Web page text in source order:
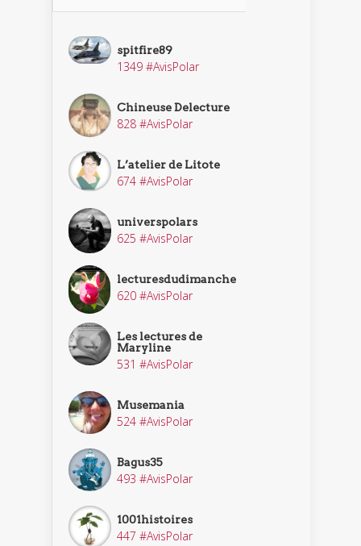
spitfire89
1349 #AvisPolar
Chineuse Delecture
828 #AvisPolar
L’atelier de Litote
674 #AvisPolar
universpolars
625 #AvisPolar
lecturesdudimanche
620 #AvisPolar
Les lectures de
Maryline
531 #AvisPolar
Musemania
524 #AvisPolar
Bagus35
493 #AvisPolar
1001histoires
447 #AvisPolar